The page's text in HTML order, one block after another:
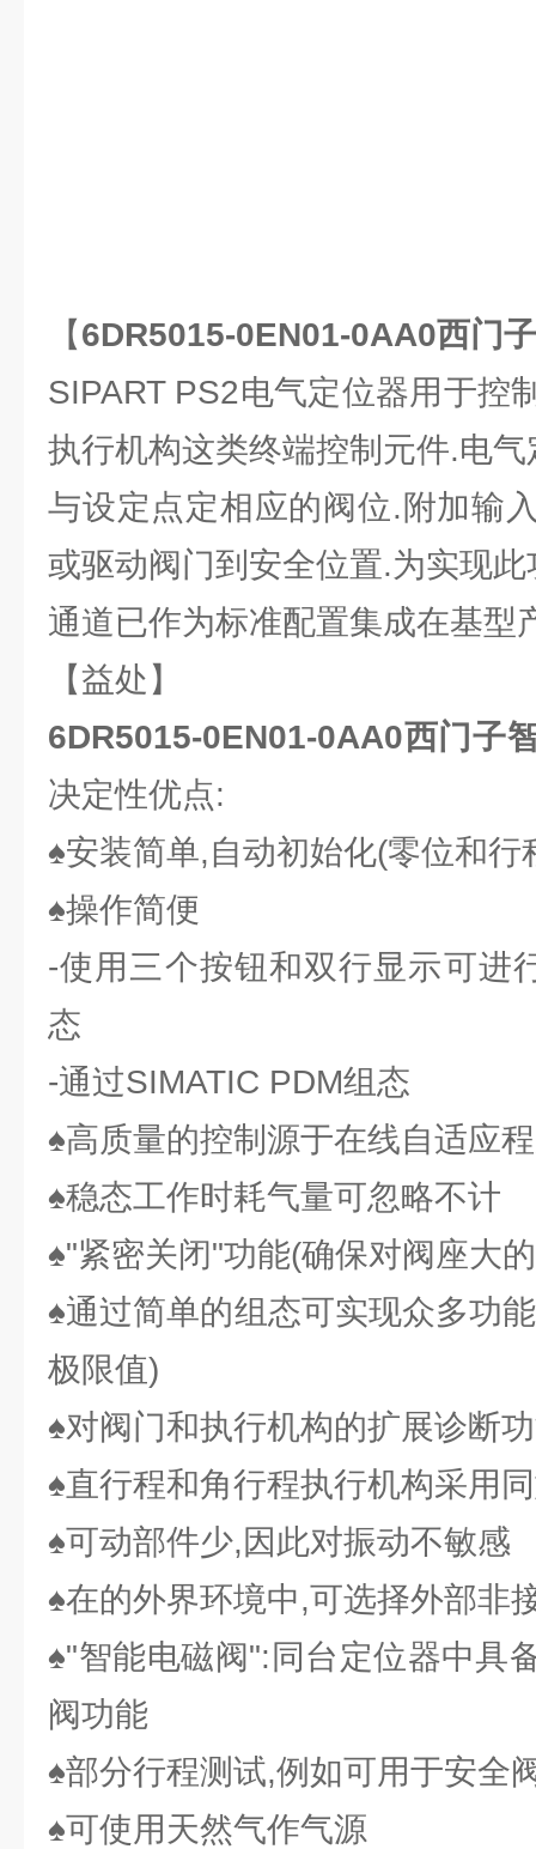
【6DR5015-0EN01-0AA0西门
SIPART PS2电气定位器用于控
执行机构这类终端控制元件.电
与设定点定相应的阀位.附加输
或驱动阀门到安全位置.为实现
通道已作为标准配置集成在基型
【益处】
6DR5015-0EN01-0AA0西门子
决定性优点:
♠安装简单,自动初始化(零位和行
♠操作简便
-使用三个按钮和双行显示可进
态
-通过SIMATIC PDM组态
♠高质量的控制源于在线自适应
♠稳态工作时耗气量可忽略不计
♠"紧密关闭"功能(确保对阀座大
♠通过简单的组态可实现众多功
极限值)
♠对阀门和执行机构的扩展诊断
♠直行程和角行程执行机构采用
♠可动部件少,因此对振动不敏感
♠在的外界环境中,可选择外部非
♠"智能电磁阀":同台定位器中具
阀功能
♠部分行程测试,例如可用于安全
♠可使用天然气作气源